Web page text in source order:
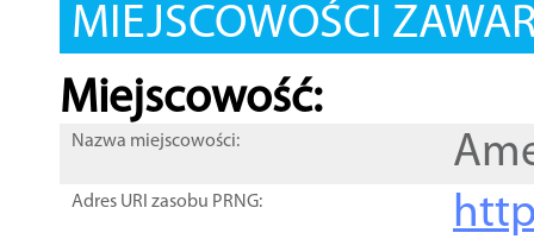
MIEJSCOWOŚCI
Miejscowość:
Nazwa miejscowości:
Adres URI zasobu PRNG: